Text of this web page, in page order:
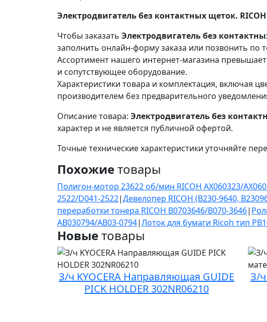
Электродвигатель без контактных щеток. RICOH
Чтобы заказать Электродвигатель без
заполнить онлайн-форму заказа или позвонить по
Ассортимент нашего интернет-магазина
и сопутствующее оборудование.
Характеристики товара и комплектация, включая
производителем без предварительного
Описание товара: Электродвигатель без
характер и не является публичной офертой.
Точные технические характеристики уточняйте
Похожиетовары
Полигон-мотор 23622 об/мин RICOH AX060323/
2522/D041-2522|Девелопер RICOH (B230-9640,
переработки тонера RICOH B0703646/B070-3646|
AB030794/AB03-0794|Лоток для бумаги Ricoh тип
Новыетовары
З/ч KYOCERA Направляющая GUIDE
PICK HOLDER 302NR06210
З/